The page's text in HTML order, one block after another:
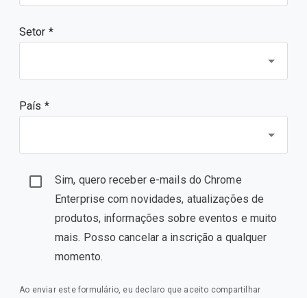
Setor *
País *
Sim, quero receber e-mails do Chrome
Enterprise com novidades, atualizações de
produtos, informações sobre eventos e muito
mais. Posso cancelar a inscrição a qualquer
momento.
Ao enviar este formulário, eu declaro que aceito compartilhar